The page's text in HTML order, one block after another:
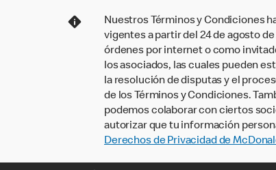
Nuestros Términos y Condiciones
vigentes a partir del 24 de agosto
órdenes por internet o como
los asociados, las cuales pueden
la resolución de disputas y el
de los Términos y Condiciones.
podemos colaborar con ciertos
autorizar que tu información
Derechos de Privacidad de